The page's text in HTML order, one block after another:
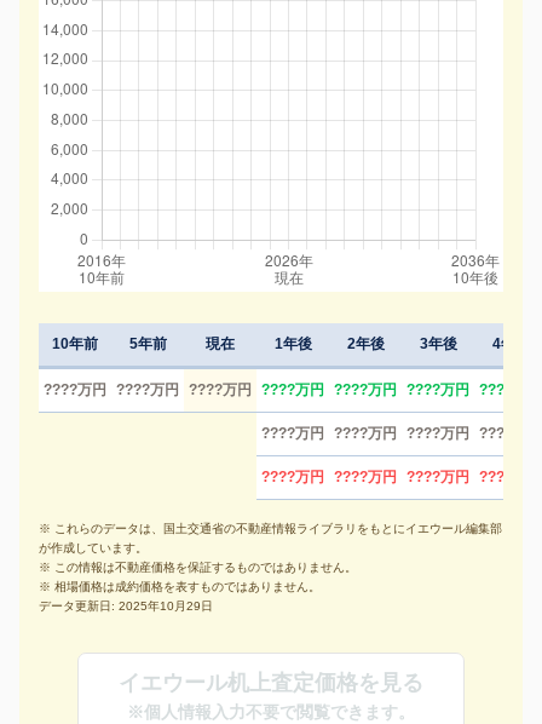
10年前 5年前 現在
????万円 ????万円 ????万円
1年後 2年後 3年後 4年後
????万円 ????万円 ????万円 ????万円
????万円 ????万円 ????万円 ????万円
????万円 ????万円 ????万円 ????万円
※ これらのデータは、国土交通省の不動産情報ライブラリをもとにイエウール編集部
が作成しています。
※ この情報は不動産価格を保証するものではありません。
※ 相場価格は成約価格を表すものではありません。
データ更新日: 2025年10月29日
イエウール机上査定価格を見る
※個人情報入力不要で閲覧できます。